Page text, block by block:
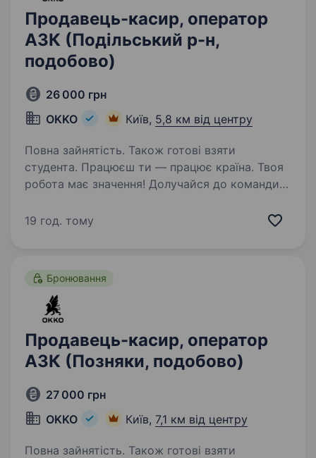
Продавець-касир, оператор
АЗК (Подільський р-н,
подобово)
26 000 грн
OKKO
Київ, 5,8 км від центру
Повна зайнятість. Також готові взяти
студента. Працюєш ти — працює країна. Твоя
робота має значення! Долучайся до команди
разом! Шукаємо ПРОДАВЦЯ-КАСИРА
19 год. тому
Бронювання
Продавець-касир, оператор
АЗК (Позняки, подобово)
27 000 грн
OKKO
Київ, 7,1 км від центру
Повна зайнятість. Також готові взяти